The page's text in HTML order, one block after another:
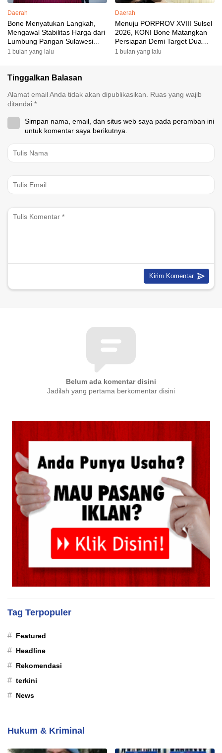
Daerah
Bone Menyatukan Langkah,
Mengawal Stabilitas Harga dari
Lumbung Pangan Sulawesi
Selatan
1 bulan yang lalu
Daerah
Menuju PORPROV XVIII Sulsel
2026, KONI Bone Matangkan
Persiapan Demi Target Dua
Besar
1 bulan yang lalu
Tinggalkan Balasan
Alamat email Anda tidak akan dipublikasikan.
Ruas yang wajib
ditandai *
Simpan nama, email, dan situs web saya pada peramban ini
untuk komentar saya berikutnya.
Belum ada komentar disini
Jadilah yang pertama berkomentar disini
Tag Terpopuler
# Featured
# Headline
# Rekomendasi
# terkini
# News
Hukum & Kriminal